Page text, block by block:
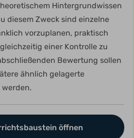
Hintergrundwissen
diesem Zweck sind einzelne
vorzuplanen, praktisch
einer Kontrolle zu
Bewertung sollen
ähnlich gelagerte
öffnen